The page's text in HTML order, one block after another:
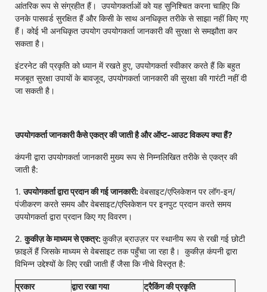
आंतरिक रूप से संग्रहीत हैं। उपयोगकर्ताओं को यह सुनिश्चित करना चाहिए कि
उनके पासवर्ड सुरक्षित हैं और किसी के साथ अनधिकृत तरीके से साझा नहीं किए गए
हैं। कोई भी अनधिकृत उपयोग उपयोगकर्ता जानकारी की सुरक्षा से समझौता कर
सकता है।
इंटरनेट की प्रकृति को ध्यान में रखते हुए, उपयोगकर्ता स्वीकार करते हैं कि बहुत
मजबूत सुरक्षा उपायों के बावजूद, उपयोगकर्ता जानकारी की सुरक्षा की गारंटी नहीं दी
जा सकती है।
उपयोगकर्ता जानकारी कैसे एकत्र की जाती है और ऑप्ट-आउट विकल्प क्या हैं?
कंपनी द्वारा उपयोगकर्ता जानकारी मुख्य रूप से निम्नलिखित तरीके से एकत्र की
जाती है:
1.उपयोगकर्ता द्वारा प्रदान की गई जानकारी:वेबसाइट/एप्लिकेशन पर लॉग-इन/
पंजीकरण करते समय और वेबसाइट/एप्लिकेशन पर इनपुट प्रदान करते समय
उपयोगकर्ता द्वारा प्रदान किए गए विवरण।
2.कुकीज़ के माध्यम से एकत्र:कुकीज़ ब्राउज़र पर स्थानीय रूप से रखी गई छोटी
फ़ाइलें हैं जिसके माध्यम से वेबसाइट तक पहुँचा जा रहा है। कुकीज़ कंपनी द्वारा
विभिन्न उद्देश्यों के लिए रखी जाती हैं जैसा कि नीचे विस्तृत है:
प्रकार द्वारा रखा गया ट्रैकिंग की प्रकृति